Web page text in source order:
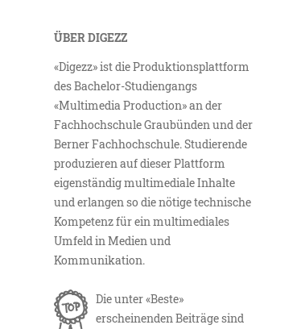
ÜBER DIGEZZ
«Digezz» ist die Produktionsplattform
des Bachelor-Studiengangs
«Multimedia Production» an der
Fachhochschule Graubünden und der
Berner Fachhochschule. Studierende
produzieren auf dieser Plattform
eigenständig multimediale Inhalte
und erlangen so die nötige technische
Kompetenz für ein multimediales
Umfeld in Medien und
Kommunikation.
Die unter «Beste»
erscheinenden Beiträge sind